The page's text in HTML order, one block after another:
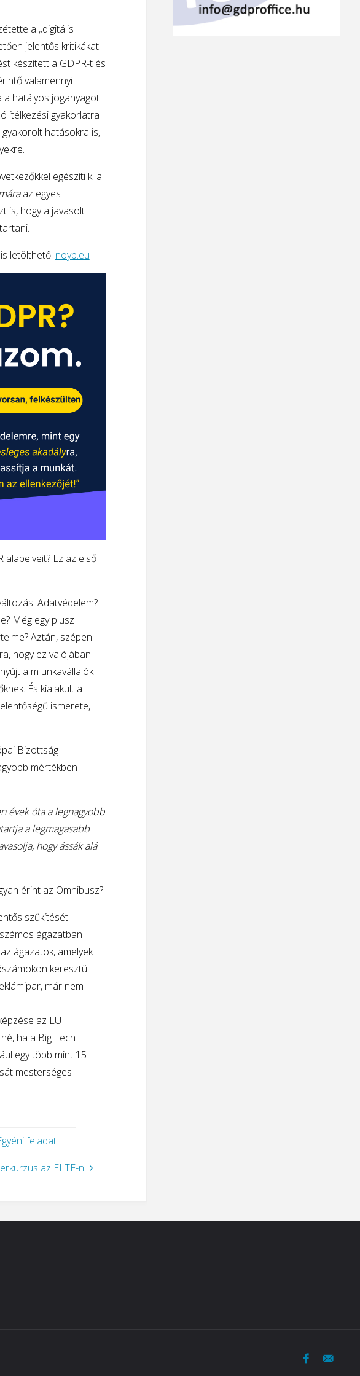
a „digitális
jelentős kritikákat
készített a GDPR-t és
valamennyi
hatályos joganyagot
ítélkezési gyakorlatra
hatásokra is,
egészíti ki a
az egyes
is, hogy a javasolt
letölthető: noyb.eu
Ez az első
Adatvédelem?
Még egy plusz
Aztán, szépen
hogy ez valójában
a m unkavállalók
És kialakult a
ismerete,
Bizottság
mértékben
évek óta a legnagyobb
a legmagasabb
hogy ássák alá
érint az Omnibusz?
szűkítését
ágazatban
ágazatok, amelyek
keresztül
már nem
az EU
ha a Big Tech
egy több mint 15
mesterséges
feladat
az ELTE-n